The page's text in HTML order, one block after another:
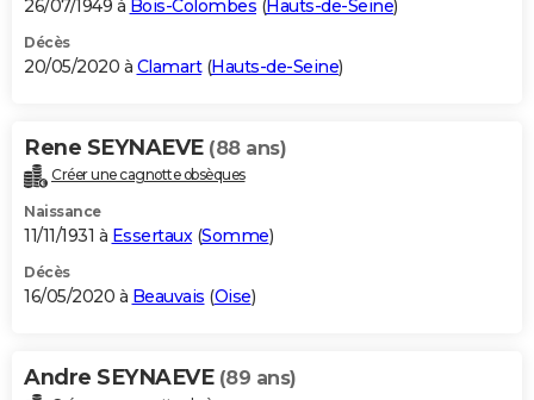
26/07/1949 à Bois-Colombes (Hauts-de-Seine)
Décès
20/05/2020 à Clamart(Hauts-de-Seine)
Rene SEYNAEVE (88 ans)
Créer une cagnotte obsèques
Naissance
11/11/1931 à Essertaux(Somme)
Décès
16/05/2020 à Beauvais (Oise)
Andre SEYNAEVE (89 ans)